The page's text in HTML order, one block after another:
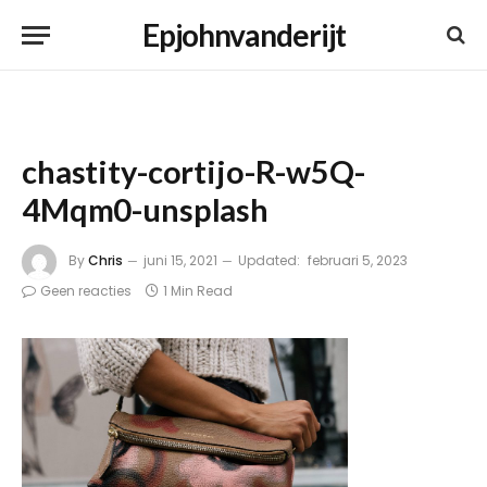
Epjohnvanderijt
chastity-cortijo-R-w5Q-
4Mqm0-unsplash
ByChris juni 15, 2021 Updated: februari 5, 2023
Geen reacties
1 Min Read